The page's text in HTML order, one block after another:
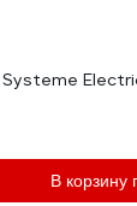
Systeme
В корзину